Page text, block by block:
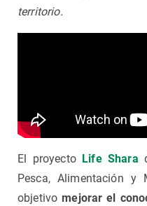
territorio.
El proyecto Life Shara
Pesca, Alimentación y
objetivomejorar el